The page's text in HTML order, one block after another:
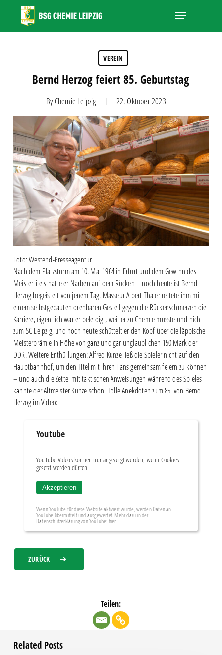
main
Menu
VEREIN
Bernd Herzog feiert 85. Geburtstag
ByChemie Leipzig 22. Oktober 2023
Foto: Westend-Presseagentur
Nach dem Platzsturm am 10. Mai 1964 in Erfurt und dem Gewinn des
Meistertitels hatte er Narben auf dem Rücken – noch heute ist Bernd
Herzog begeistert von jenem Tag. Masseur Albert Thaler rettete ihm mit
einem selbstgebauten drehbaren Gestell gegen die Rückenschmerzen die
Karriere, eigentlich war er beleidigt, weil er zu Chemie musste und nicht
zum SC Leipzig, und noch heute schüttelt er den Kopf über die läppische
Meisterprämie in Höhe von ganz und gar unglaublichen 150 Mark der
DDR. Weitere Enthüllungen: Alfred Kunze ließ die Spieler nicht auf den
Hauptbahnhof, um den Titel mit ihren Fans gemeinsam feiern zu können
– und auch die Zettel mit taktischen Anweisungen während des Spieles
kannte der Altmeister Kunze schon. Tolle Anekdoten zum 85. von Bernd
Herzog im Video:
Youtube
YouTube Videos können nur angezeigt werden, wenn Cookies
gesetzt werden dürfen.
Akzeptieren
Wenn YouTube für diese Website aktiviert wurde, werden Daten an
YouTube übermittelt und ausgewertet. Mehr dazu in der
Datenschutzerklärung von YouTube: hier
ZURÜCK
Teilen:
Related Posts
Close